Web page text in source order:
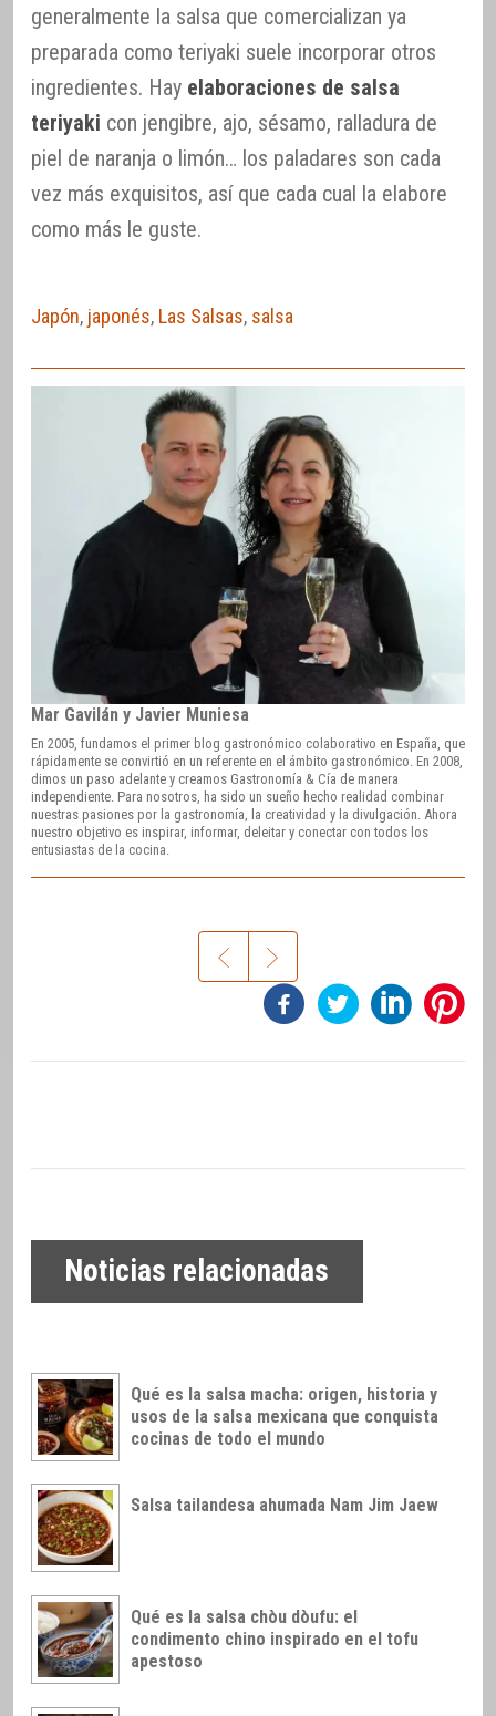
generalmente la salsa que comercializan ya
preparada como teriyaki suele incorporar otros
ingredientes. Hay elaboraciones de salsa
teriyaki con jengibre, ajo, sésamo, ralladura de
piel de naranja o limón… los paladares son cada
vez más exquisitos, así que cada cual la elabore
como más le guste.
Japón, japonés, Las Salsas, salsa
Mar Gavilán y Javier Muniesa
En 2005, fundamos el primer blog gastronómico colaborativo en España, que
rápidamente se convirtió en un referente en el ámbito gastronómico. En 2008,
dimos un paso adelante y creamos Gastronomía & Cía de manera
independiente. Para nosotros, ha sido un sueño hecho realidad combinar
nuestras pasiones por la gastronomía, la creatividad y la divulgación. Ahora
nuestro objetivo es inspirar, informar, deleitar y conectar con todos los
entusiastas de la cocina.
Noticias relacionadas
Qué es la salsa macha: origen, historia y
usos de la salsa mexicana que conquista
cocinas de todo el mundo
Salsa tailandesa ahumada Nam Jim Jaew
Qué es la salsa chòu dòufu: el
condimento chino inspirado en el tofu
apestoso